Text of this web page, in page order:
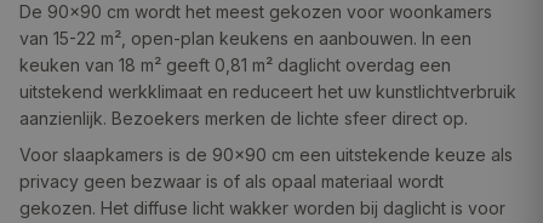
De 90×90 cm wordt het meest gekozen voor woonkamers
van 15-22 m², open-plan keukens en aanbouwen. In een
keuken van 18 m² geeft 0,81 m² daglicht overdag een
uitstekend werkklimaat en reduceert het uw kunstlichtverbruik
aanzienlijk. Bezoekers merken de lichte sfeer direct op.
Voor slaapkamers is de 90×90 cm een uitstekende keuze als
privacy geen bezwaar is of als opaal materiaal wordt
gekozen. Het diffuse licht wakker worden bij daglicht is voor